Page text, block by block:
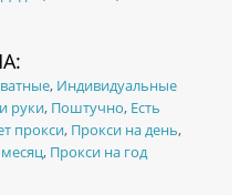
, Индивидуальные
руки, Поштучно, Есть
прокси, Прокси на день,
, Прокси на год